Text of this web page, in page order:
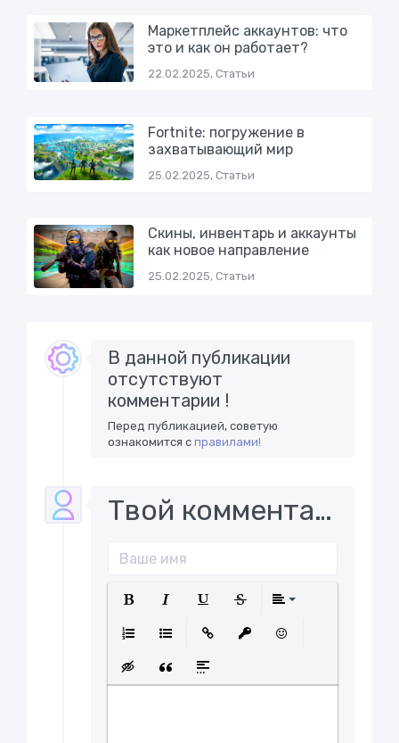
Маркетплейс аккаунтов: что
это и как он работает?
22.02.2025, Статьи
Fortnite: погружение в
захватывающий мир
25.02.2025, Статьи
Скины, инвентарь и аккаунты
как новое направление
25.02.2025, Статьи
В данной публикации
отсутствуют
комментарии !
Перед публикацией, советую
ознакомится справилами!
Твой комментарий..
Вставка скрытого текста
Вставка цитаты
Вставка спойлера